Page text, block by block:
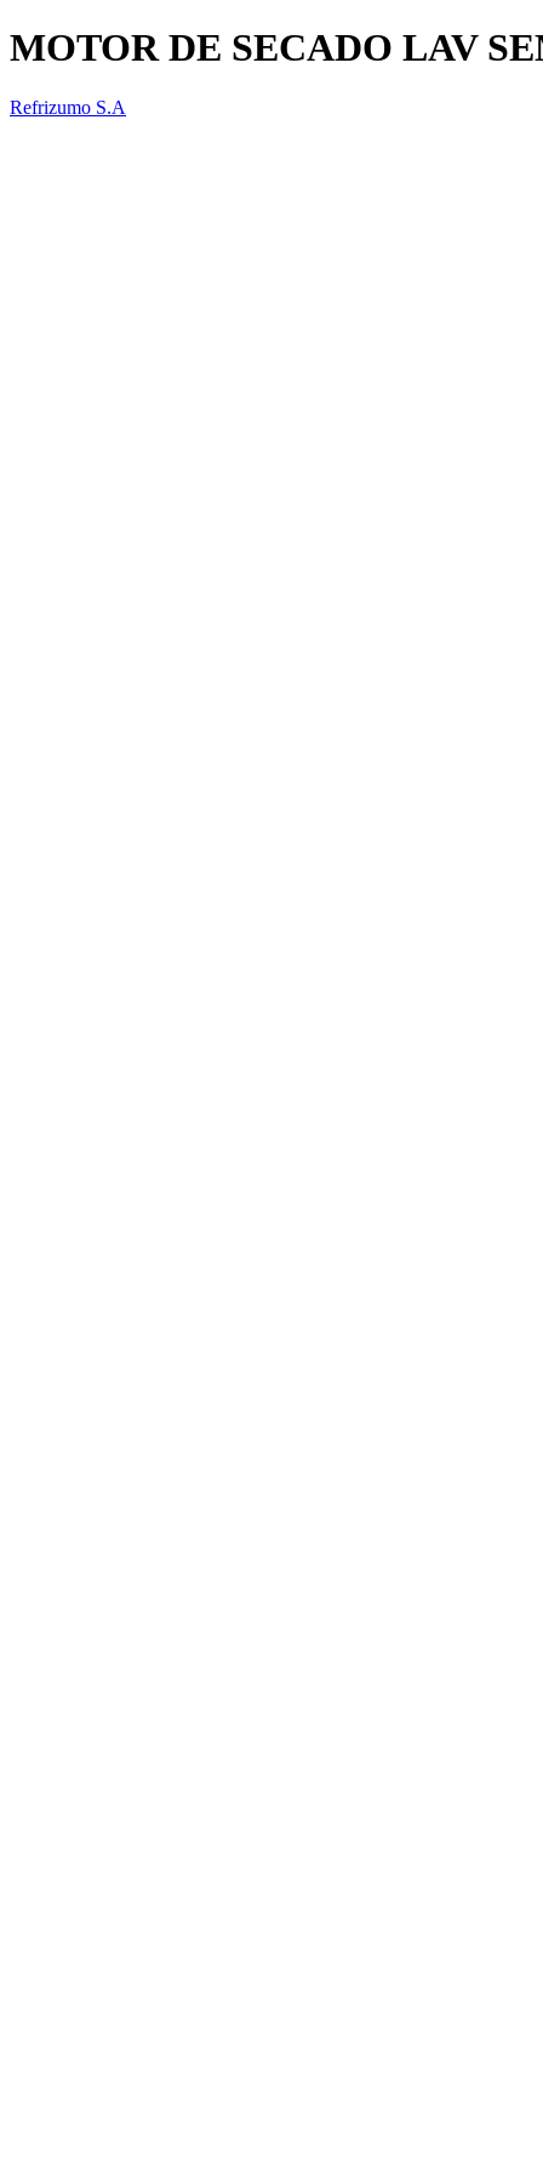
MOTOR DE SECADO LAV
Refrizumo S.A